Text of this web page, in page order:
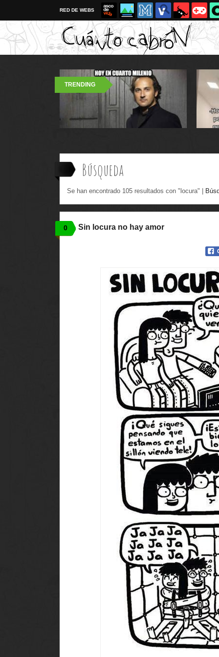
RED DE WEBS
TRENDING
Búsqueda
Se han encontrado 105 resultados con "locura" |
0 Sin locura no hay amor